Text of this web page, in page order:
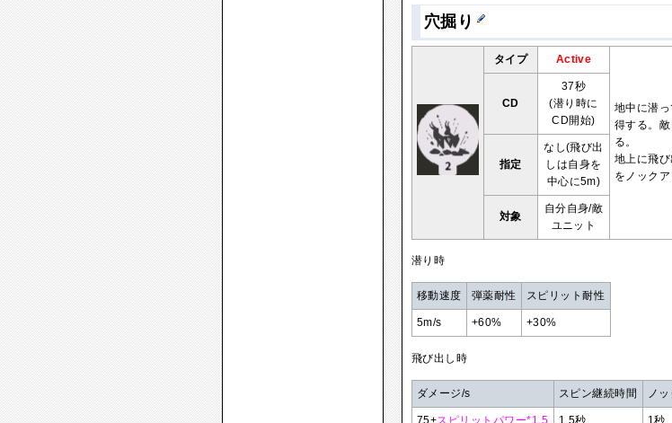
穴掘り
タイプ Active
地中に潜
得する。
る。
地上に飛
をノックア
CD
37秒
(潜り時に
CD開始)
指定
なし(飛び出
しは自身を
中心に5m)
対象
自分自身/敵
ユニット
潜り時
移動速度 弾薬耐性 スピリット耐性
5m/s +60% +30%
飛び出し時
ダメージ/s スピン継続時間 ノ
75+スピリットパワー*1.5 1.5秒 1秒